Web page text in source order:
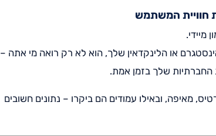
מיידי.
או הלינקדאין שלך, הוא לא רק רואה מי אתה –
החברתיות שלך בזמן אמת.
מאיפה, ובאילו עמודים הם ביקרו – נתונים חשובים